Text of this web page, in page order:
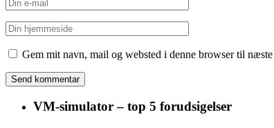
Gem mit navn, mail og websted i denne browser til
VM-simulator – top 5 forudsigelser